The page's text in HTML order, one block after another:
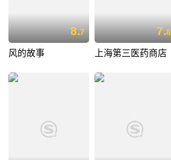
8.7
风的故事
7.8
上海第三医药商店